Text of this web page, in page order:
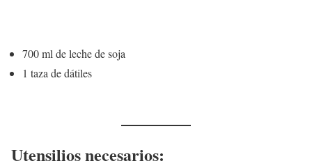
700 ml de leche de soja
1 taza de dátiles
Utensilios necesarios: